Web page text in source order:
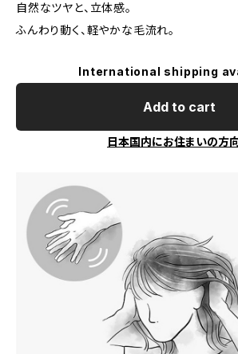
自然なツヤと、立体感。
ふんわり動く、軽やかな毛流れ。
International shipping
Add to cart
日本国内にお住まいの方